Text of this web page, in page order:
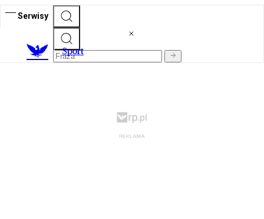
Serwisy
Sport